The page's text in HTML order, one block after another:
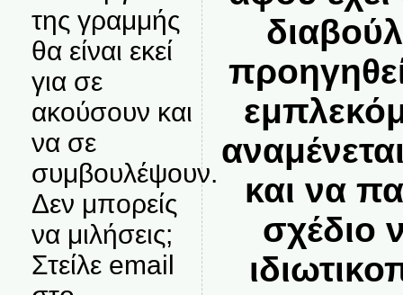
της γραμμής
θα είναι εκεί
για σε
ακούσουν και
να σε
συμβουλέψουν.
Δεν μπορείς
να μιλήσεις;
Στείλε email
και να
σχέδιο